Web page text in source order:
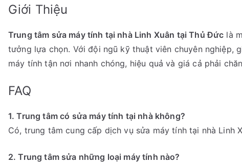
Giới Thiệu
Trung tâm sửa máy tính tại nhà Linh Xuân tại Thủ Đức là
tưởng lựa chọn. Với đội ngũ kỹ thuật viên chuyên nghiệp,
máy tính tận nơi nhanh chóng, hiệu quả và giá cả phải
FAQ
1. Trung tâm có sửa máy tính tại nhà không?
Có, trung tâm cung cấp dịch vụ sửa máy tính tại nhà Linh
2. Trung tâm sửa những loại máy tính nào?